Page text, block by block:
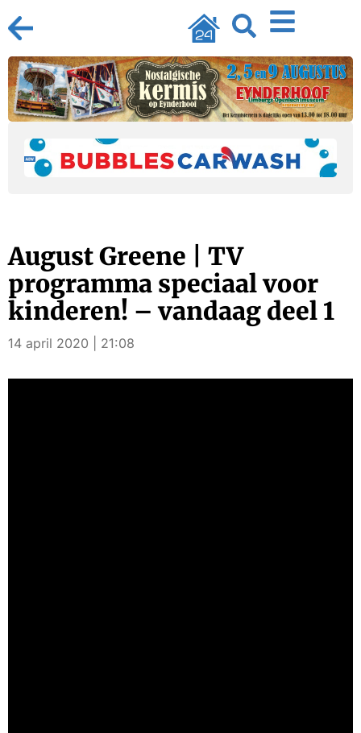
August Greene | TV
programma speciaal voor
kinderen! – vandaag deel 1
14 april 2020 | 21:08